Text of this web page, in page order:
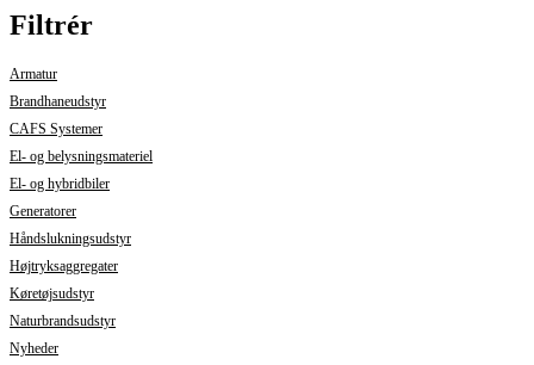
Filtrér
Armatur
Brandhaneudstyr
CAFS Systemer
El- og belysningsmateriel
El- og hybridbiler
Generatorer
Håndslukningsudstyr
Højtryksaggregater
Køretøjsudstyr
Naturbrandsudstyr
Nyheder